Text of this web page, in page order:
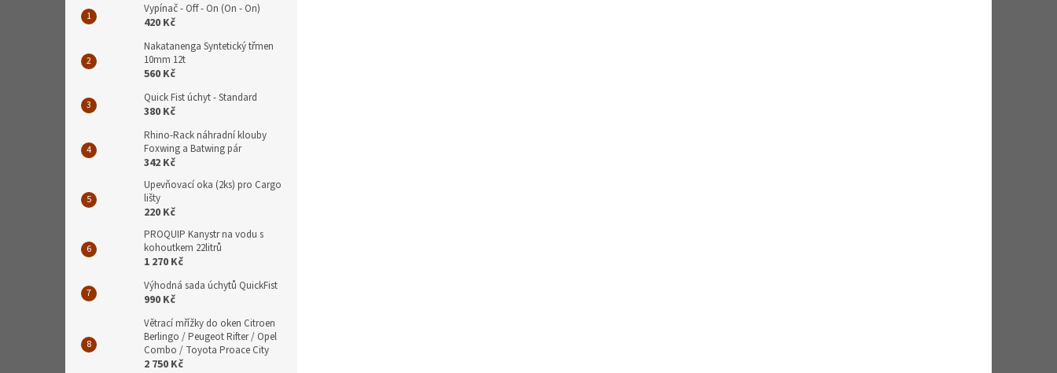
Vypínač - Off - On (On - On)
420 Kč
Nakatanenga Syntetický třmen
10mm 12t
560 Kč
Quick Fist úchyt - Standard
380 Kč
Rhino-Rack náhradní klouby
Foxwing a Batwing pár
342 Kč
Upevňovací oka (2ks) pro Cargo
lišty
220 Kč
PROQUIP Kanystr na vodu s
kohoutkem 22litrů
1 270 Kč
Výhodná sada úchytů QuickFist
990 Kč
Větrací mřížky do oken Citroen
Berlingo / Peugeot Rifter / Opel
Combo / Toyota Proace City
2 750 Kč